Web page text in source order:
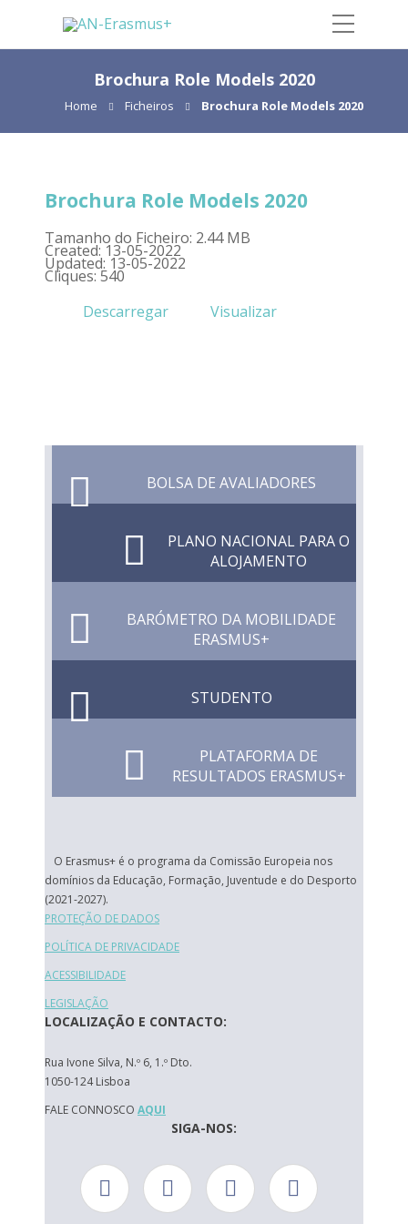
Brochura Role Models 2020
Home Ficheiros Brochura Role Models 2020
Brochura Role Models 2020
Tamanho do Ficheiro: 2.44 MB
Created: 13-05-2022
Updated: 13-05-2022
Cliques: 540
Descarregar
Visualizar
BOLSA DE AVALIADORES
PLANO NACIONAL PARA O
ALOJAMENTO
BARÓMETRO DA MOBILIDADE
ERASMUS+
STUDENTO
PLATAFORMA DE
RESULTADOS ERASMUS+
O Erasmus+ é o programa da Comissão Europeia nos
domínios da Educação, Formação, Juventude e do Desporto
(2021-2027).
PROTEÇÃO DE DADOS
POLÍTICA DE PRIVACIDADE
ACESSIBILIDADE
LEGISLAÇÃO
LOCALIZAÇÃO E CONTACTO:
Rua Ivone Silva, N.º 6, 1.º Dto.
1050-124 Lisboa
FALE CONNOSCO AQUI
SIGA-NOS: